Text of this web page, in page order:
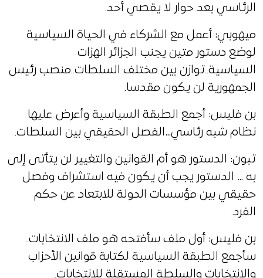
الرئاسي بعد حوار لا يقصي أحد.
ميهوبي: أعمل مع الشركاء في الحياة السياسية
لوضع دستور متين يجنب الجزائر الهزات
السياسية..توازن بين مختلف السلطات..منصب رئيس
الجمهورية لن يكون مقدسا.
بن فليس: أجمع الطبقة السياسية وأعرض عليها
نظام شبه رئاسي…الفصل الحقيقي بين السلطات.
تبون: الدستور هو أم القوانين والتغيير لن يتأتى إلى
به … الدستور يجب أن يكون فيه استشراف وفصل
حقيقي بين مؤسسات الدولة للابتعاد عن حكم
الفرد.
بن فليس: أول ملف سأفتحه هو ملف الانتخابات..
سأجمع الطبقة السياسية لكتابة قوانين الأحزاب
والانتخابات والسلطة المستقلة للانتخابات.